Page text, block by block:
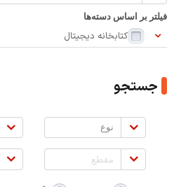
سازی
بر
اساس:
فیلتر بر اساس دسته‌ها
کتابخانه دیجیتال
جستجو
نوع
مقطع